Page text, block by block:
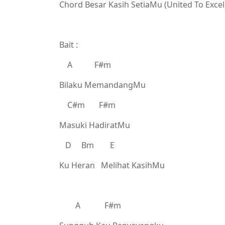
Chord Besar Kasih SetiaMu (United To
Bait :
A F#m
Bilaku MemandangMu
C#m F#m
Masuki HadiratMu
D Bm E
Ku Heran Melihat KasihMu
A F#m